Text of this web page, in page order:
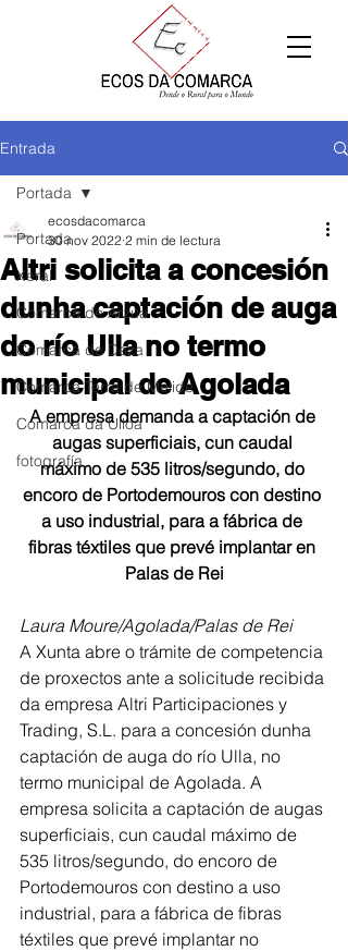
Entrada
Portada
Xeral
Comarca de Arzúa
Comarca de Deza
Comarca Terra de Melide
Comarca da Ulloa
fotografía
Portada
Altri solicita a concesión
dunha captación de auga
do río Ulla no termo
municipal de Agolada
ecosdacomarca
30 nov 2022 2 min de lectura
A empresa demanda a captación de
augas superficiais, cun caudal
máximo de 535 litros/segundo, do
encoro de Portodemouros con destino
a uso industrial, para a fábrica de
fibras téxtiles que prevé implantar en
Palas de Rei
Laura Moure/Agolada/Palas de Rei
A Xunta abre o trámite de competencia
de proxectos ante a solicitude recibida
da empresa Altri Participaciones y
Trading, S.L. para a concesión dunha
captación de auga do río Ulla, no
termo municipal de Agolada. A
empresa solicita a captación de augas
superficiais, cun caudal máximo de
535 litros/segundo, do encoro de
Portodemouros con destino a uso
industrial, para a fábrica de fibras
téxtiles que prevé implantar no